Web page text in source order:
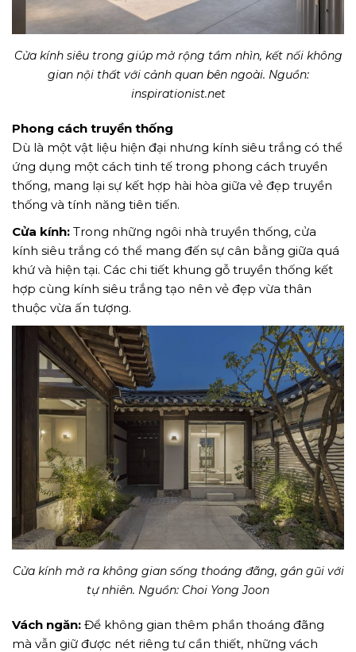
Cửa kính siêu trong giúp mở rộng tầm nhìn, kết nối không
gian nội thất với cảnh quan bên ngoài. Nguồn:
inspirationist.net
Phong cách truyền thống
Dù là một vật liệu hiện đại nhưng kính siêu trắng có thể
ứng dụng một cách tinh tế trong phong cách truyền
thống, mang lại sự kết hợp hài hòa giữa vẻ đẹp truyền
thống và tính năng tiên tiến.
Cửa kính: Trong những ngôi nhà truyền thống, cửa
kính siêu trắng có thể mang đến sự cân bằng giữa quá
khứ và hiện tại. Các chi tiết khung gỗ truyền thống kết
hợp cùng kính siêu trắng tạo nên vẻ đẹp vừa thân
thuộc vừa ấn tượng.
Cửa kính mở ra không gian sống thoáng đãng, gần gũi với
tự nhiên. Nguồn: Choi Yong Joon
Vách ngăn: Để không gian thêm phần thoáng đãng
mà vẫn giữ được nét riêng tư cần thiết, những vách